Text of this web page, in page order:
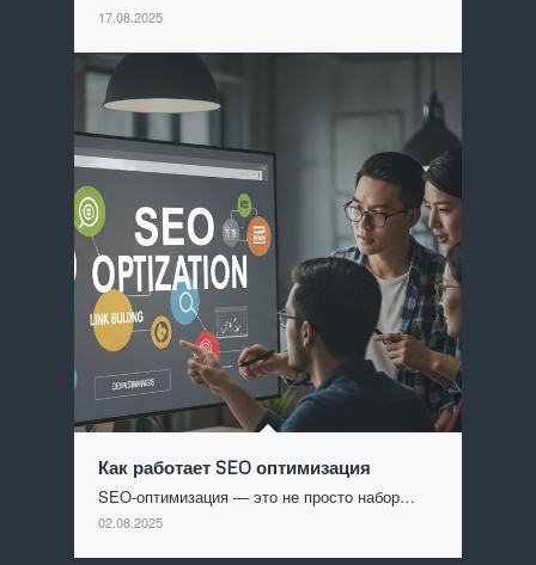
17.08.2025
Как работает SEO оптимизация
SEO-оптимизация — это не просто набор…
02.08.2025